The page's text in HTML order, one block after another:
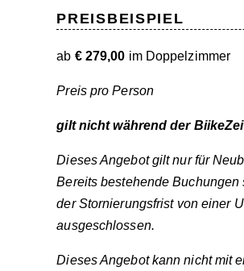
PREISBEISPIEL
ab € 279,00 im Doppelzimmer
Preis pro Person
gilt nicht während der
Dieses Angebot gilt nur für
Bereits bestehende Buchungen
der Stornierungsfrist von einer
ausgeschlossen.
Dieses Angebot kann nicht mit